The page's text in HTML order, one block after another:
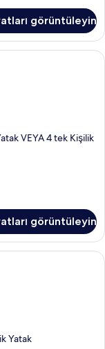
görüntüleyin
takımı, minibar,
VEYA 4 tek Kişilik
görüntüleyin
| Anti alerjik yatak
Yatak